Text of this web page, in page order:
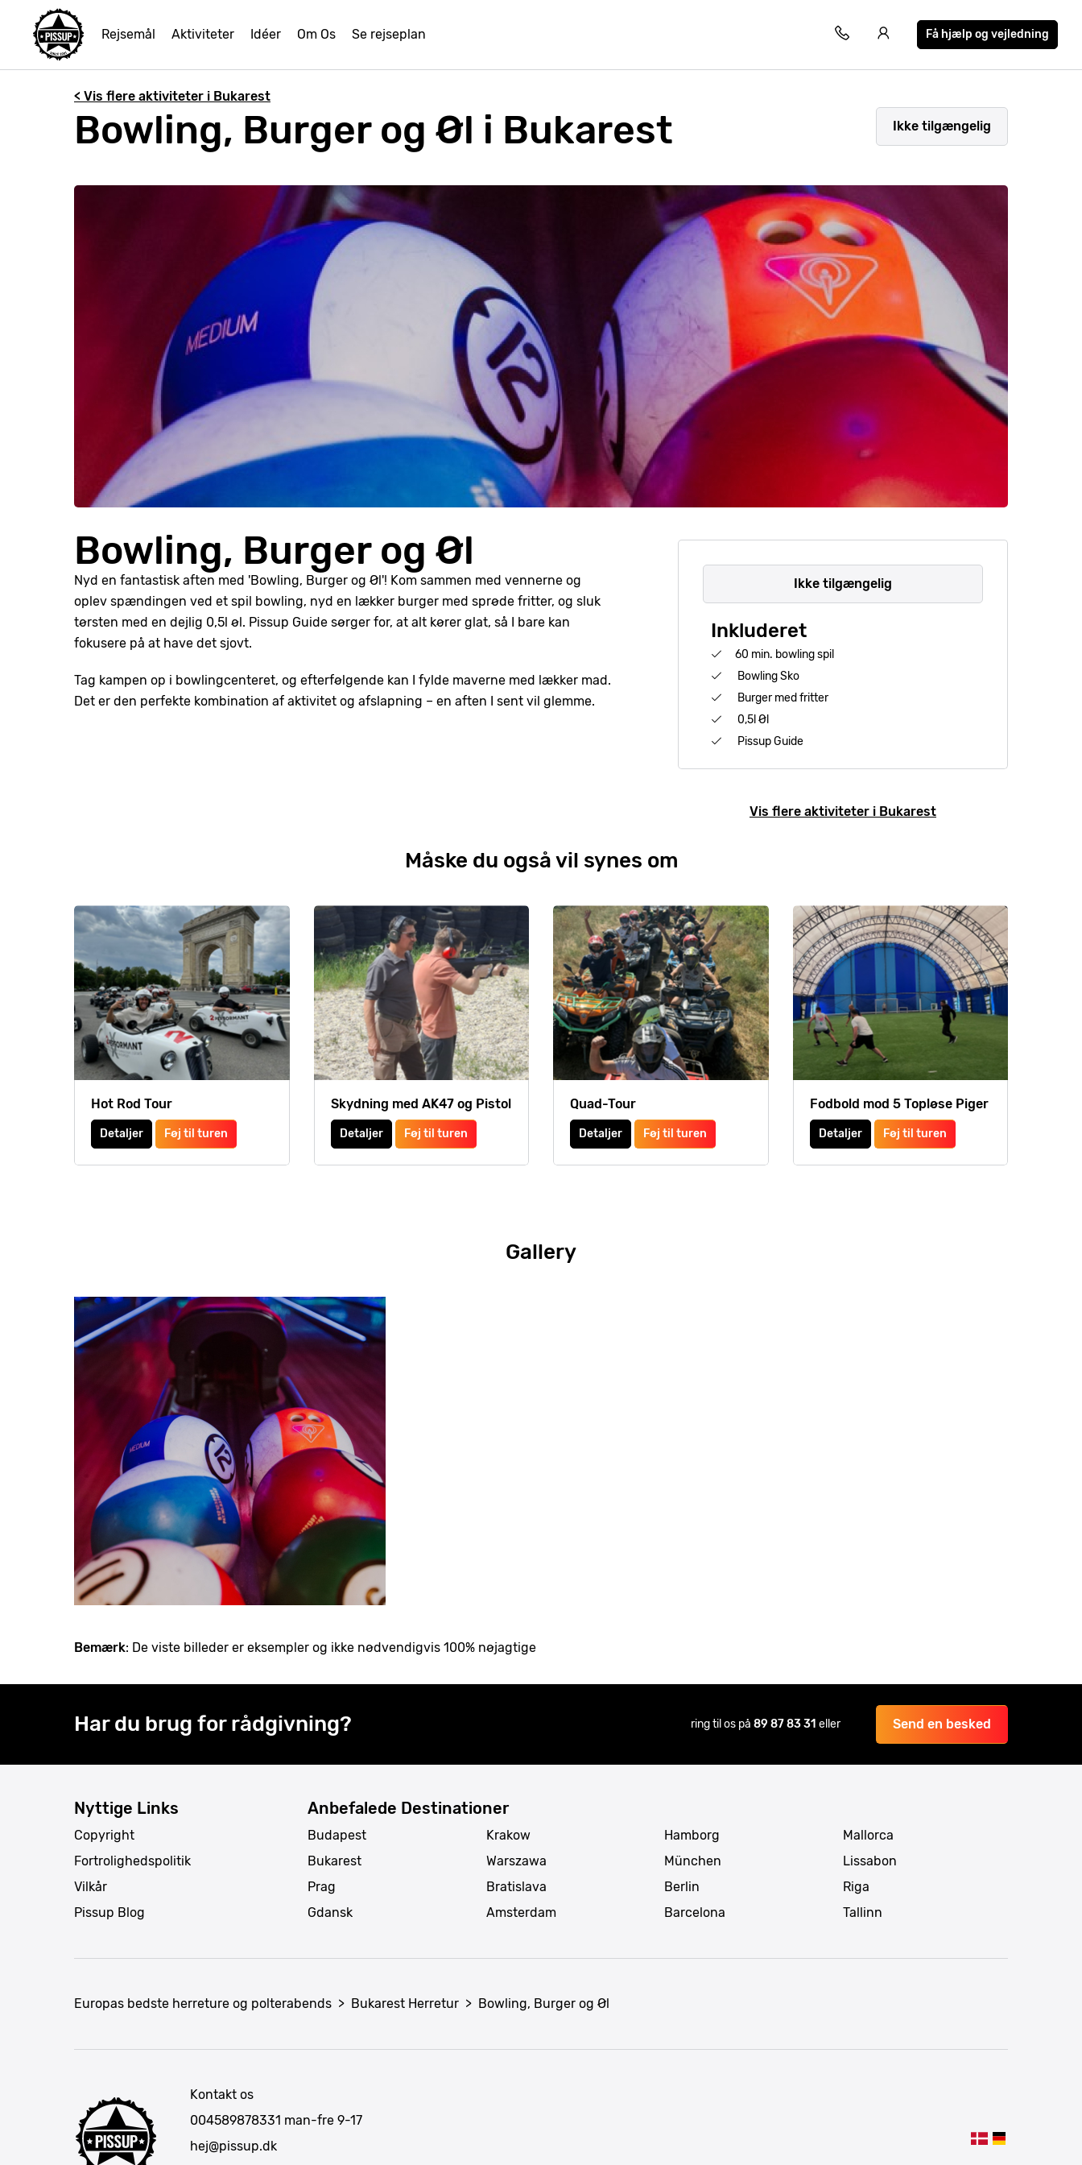
Rejsemål Aktiviteter Idéer Om Os Se rejseplan Få hjælp og vejledning
< Vis flere aktiviteter i Bukarest
Ikke tilgængelig
Bowling, Burger og Øl i Bukarest
Ikke tilgængelig
Inkluderet
60 min. bowling spil
Bowling Sko
Burger med fritter
0,5l Øl
Pissup Guide
Vis flere aktiviteter i Bukarest
Bowling, Burger og Øl
Nyd en fantastisk aften med 'Bowling, Burger og Øl'! Kom sammen med vennerne og
oplev spændingen ved et spil bowling, nyd en lækker burger med sprøde fritter, og sluk
tørsten med en dejlig 0,5l øl. Pissup Guide sørger for, at alt kører glat, så I bare kan
fokusere på at have det sjovt.
Tag kampen op i bowlingcenteret, og efterfølgende kan I fylde maverne med lækker mad.
Det er den perfekte kombination af aktivitet og afslapning – en aften I sent vil glemme.
Måske du også vil synes om
Hot Rod Tour
Detaljer Føj til turen
Skydning med AK47 og Pistol
Detaljer Føj til turen
Quad-Tour
Detaljer Føj til turen
Fodbold mod 5 Topløse Piger
Detaljer Føj til turen
Gallery
Bemærk: De viste billeder er eksempler og ikke nødvendigvis 100% nøjagtige
Har du brug for rådgivning? ring til os på 89 87 83 31 eller Send en besked
Nyttige Links
Copyright
Fortrolighedspolitik
Vilkår
Pissup Blog
Anbefalede Destinationer
Budapest
Bukarest
Prag
Gdansk
Krakow
Warszawa
Bratislava
Amsterdam
Hamborg
München
Berlin
Barcelona
Mallorca
Lissabon
Riga
Tallinn
Europas bedste herreture og polterabends > Bukarest Herretur > Bowling, Burger og Øl
Kontakt os
004589878331 man-fre 9-17
hej@pissup.dk